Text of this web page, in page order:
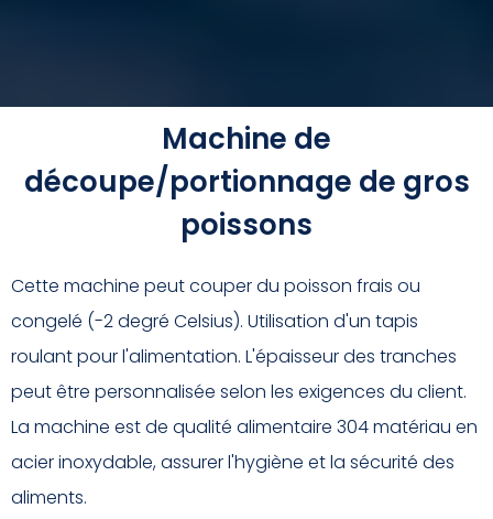
Machine de
découpe/portionnage de gros
poissons
Cette machine peut couper du poisson frais ou
congelé (-2 degré Celsius). Utilisation d'un tapis
roulant pour l'alimentation. L'épaisseur des tranches
peut être personnalisée selon les exigences du client.
La machine est de qualité alimentaire 304 matériau en
acier inoxydable, assurer l'hygiène et la sécurité des
aliments.